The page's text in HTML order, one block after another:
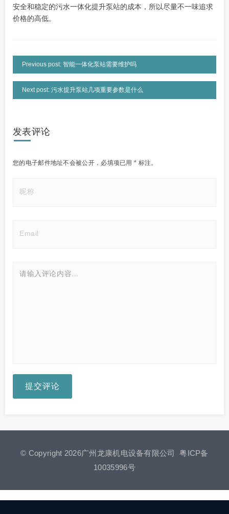
安全和稳定的污水一体化提升泵站的成本，所以尽量不一味追求
价格的高低。
Previous post: 智能一体化泵站需要维护吗
Next post: 污水提升泵站几项重要参数是什么
发表评论
您的电子邮件地址不会被公开， 必填项已用* 标注。
提交评论
© Copyright 2026广州龙康机电设备有限公司粤ICP备
10035996号